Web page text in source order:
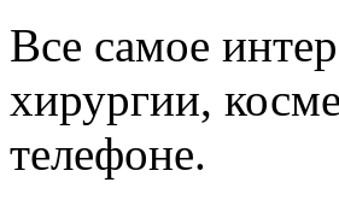
Все самое
хирургии,
телефоне.